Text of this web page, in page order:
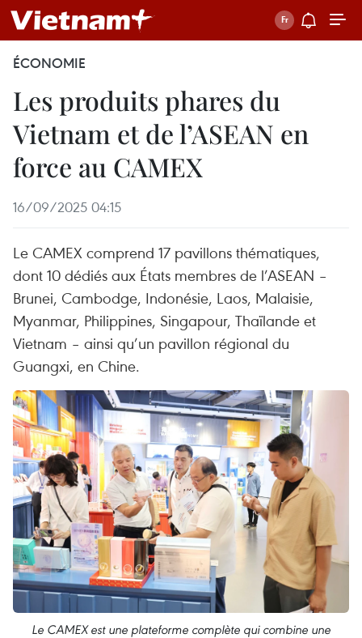
ÉCONOMIE
Les produits phares du
Vietnam et de l’ASEAN en
force au CAMEX
16/09/2025 04:15
Le CAMEX comprend 17 pavillons thématiques,
dont 10 dédiés aux États membres de l’ASEAN –
Brunei, Cambodge, Indonésie, Laos, Malaisie,
Myanmar, Philippines, Singapour, Thaïlande et
Vietnam – ainsi qu’un pavillon régional du
Guangxi, en Chine.
Le CAMEX est une plateforme complète qui combine une